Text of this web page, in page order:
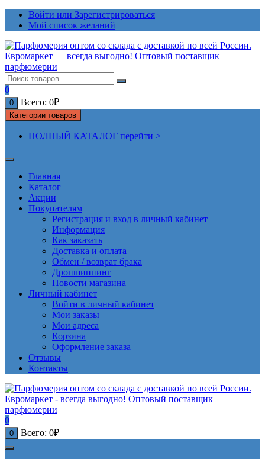
ПерейтиВойти или Зарегистрироваться
Мой список желаний
0
0 Всего: 0₽
Категории товаров
ПОЛНЫЙ КАТАЛОГ перейти >
Главная
Каталог
Акции
Покупателям
Регистрация и вход в личный кабинет
Информация
Как заказать
Доставка и оплата
Обмен / возврат брака
Дропшиппинг
Новости магазина
Личный кабинет
Войти в личный кабинет
Мои заказы
Мои адреса
Корзина
Оформление заказа
Отзывы
Контакты
0
0 Всего: 0₽